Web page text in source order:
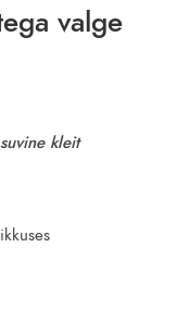
valge
kleit